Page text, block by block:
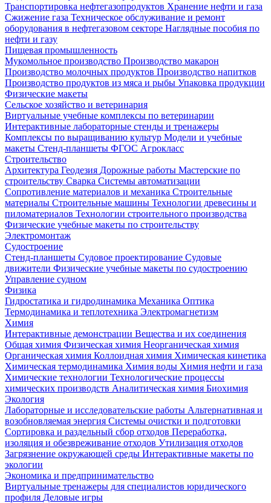
Транспортировка нефтегазопродуктов Хранение нефти и газа
Сжижение газа Техническое обслуживание и ремонт
оборудования в нефтегазовом секторе Наглядные пособия по
нефти и газу
Пищевая промышленность
Мукомольное производство Производство макарон
Производство молочных продуктов Производство напитков
Производство продуктов из мяса и рыбы Упаковка продукции
Физические макеты
Сельское хозяйство и ветеринария
Виртуальные учебные комплексы по ветеринарии
Интерактивные лабораторные стенды и тренажеры
Комплексы по выращиванию культур Модели и учебные
макеты Стенд-планшеты ФГОС Агрокласс
Строительство
Архитектура Геодезия Дорожные работы Мастерские по
строительству Сварка Системы автоматизации
Сопротивление материалов и механика Строительные
материалы Строительные машины Технологии древесины и
пиломатериалов Технологии строительного производства
Физические учебные макеты по строительству
Электромонтаж
Судостроение
Стенд-планшеты Судовое проектирование Судовые
движители Физические учебные макеты по судостроению
Управление судном
Физика
Гидростатика и гидродинамика Механика Оптика
Термодинамика и теплотехника Электромагнетизм
Химия
Интерактивные демонстрации Вещества и их соединения
Общая химия Физическая химия Неорганическая химия
Органическая химия Коллоидная химия Химическая кинетика
Химическая термодинамика Химия воды Химия нефти и газа
Химические технологии Технологические процессы
химических производств Аналитическая химия Биохимия
Экология
Лабораторные и исследовательские работы Альтернативная и
возобновляемая энергия Системы очистки и подготовки
Сортировка и раздельный сбор отходов Переработка,
изоляция и обезвреживание отходов Утилизация отходов
Загрязнение окружающей среды Интерактивные макеты по
экологии
Экономика и предпринимательство
Виртуальные тренажеры для специалистов юридического
профиля Деловые игры